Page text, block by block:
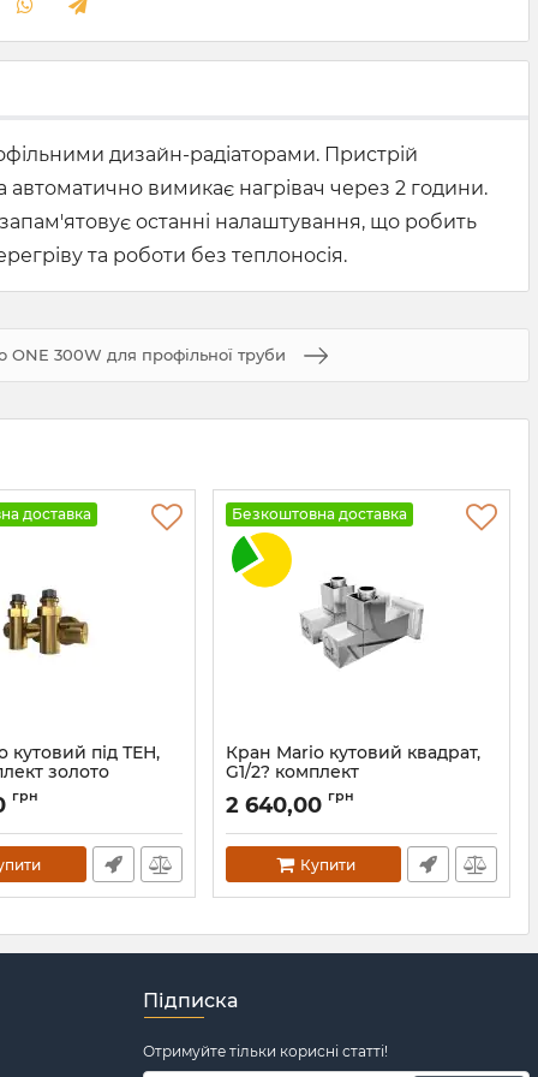
дизайн-радіаторами. Пристрій
автоматично вимикає нагрівач через 2 години.
останні налаштування, що робить
та роботи без теплоносія.
ONE 300W для профільної труби
доставка
кутовий під ТЕН,
золото
G
грн
Безкоштовна доставка
Кран Mario кутовий квадрат,
G1/2? комплект
Артикул: 4.0.0201.56.P
2 640,00 грн
Купити
Підписка
Отримуйте тільки корисні статті!